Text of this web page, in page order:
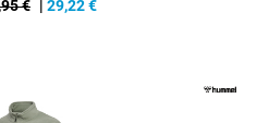
€ | 29,22€